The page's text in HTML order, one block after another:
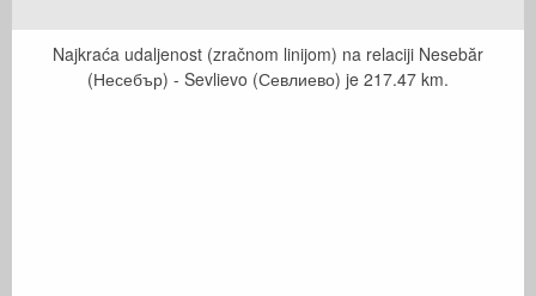
Najkraća udaljenost (zračnom linijom) na relaciji Nesebăr
(Несебър) - Sevlievo (Севлиево) je 217.47 km.